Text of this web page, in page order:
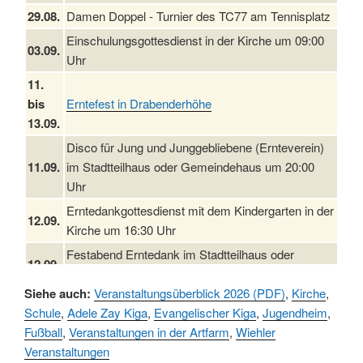
29.08. Damen Doppel - Turnier des TC77 am Tennisplatz
03.09.
Einschulungsgottesdienst in der Kirche um 09:00
Uhr
11.
bis
13.09.
Erntefest in Drabenderhöhe
11.09.
Disco für Jung und Junggebliebene (Ernteverein)
im Stadtteilhaus oder Gemeindehaus um 20:00
Uhr
12.09.
Erntedankgottesdienst mit dem Kindergarten in der
Kirche um 16:30 Uhr
12.09.
Festabend Erntedank im Stadtteilhaus oder
13.09.
Umzug und Feier zum Erntedankfest am
Stadtteilhaus um 14:00 Uhr
19.09. Schlagerabend im Stadtteilhaus Drabenderhöhe
Siehe auch: Veranstaltungsüberblick 2026 (PDF), Kirche,
Schule, Adele Zay Kiga, Evangelischer Kiga, Jugendheim,
Fußball, Veranstaltungen in der Artfarm, Wiehler
Veranstaltungen